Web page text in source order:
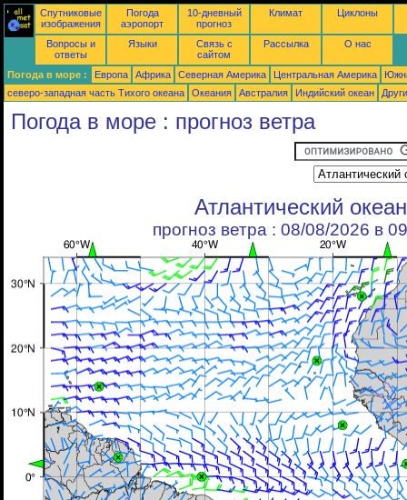
Спутниковые
изображения
Погода
аэропорт
10-дневный
прогноз
Климат Циклоны
Вопросы и
ответы
Языки
Связь с
сайтом
Рассылка О нас
Погода в море : Европа Африка Северная Америка Центральная Америка
северо-западная часть Tихого океана
Океания Австралия Индийский океан
Погода в море : прогноз ветра
Атлантический океан
прогноз ветра : 08/08/2026 в